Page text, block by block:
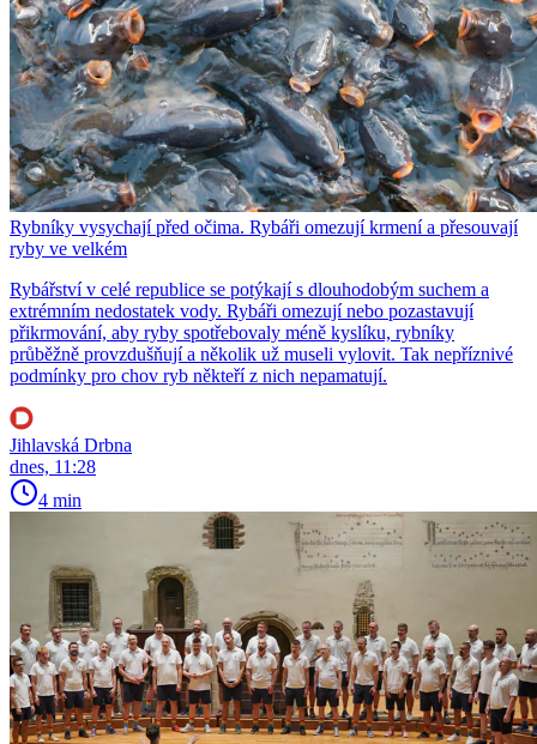
Rybníky vysychají před očima. Rybáři omezují krmení a přesouvají
ryby ve velkém
Rybářství v celé republice se potýkají s dlouhodobým suchem a
extrémním nedostatek vody. Rybáři omezují nebo pozastavují
přikrmování, aby ryby spotřebovaly méně kyslíku, rybníky
průběžně provzdušňují a několik už museli vylovit. Tak nepříznivé
podmínky pro chov ryb někteří z nich nepamatují.
Jihlavská Drbna
dnes, 11:28
4 min